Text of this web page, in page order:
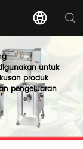
untuk
produk
pengeluaran